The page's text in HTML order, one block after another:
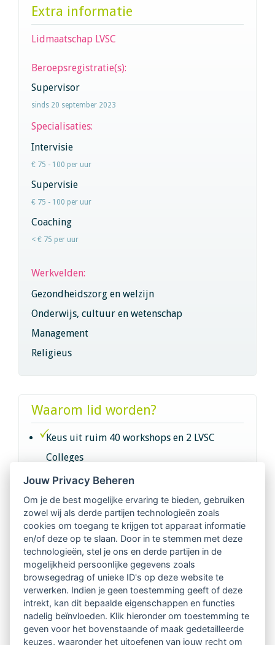
Extra informatie
Lidmaatschap LVSC
Beroepsregistratie(s):
Supervisor
sinds 20 september 2023
Specialisaties:
Intervisie
€ 75 - 100 per uur
Supervisie
€ 75 - 100 per uur
Coaching
< € 75 per uur
Werkvelden:
Gezondheidszorg en welzijn
Onderwijs, cultuur en wetenschap
Management
Religieus
Waarom lid worden?
Keus uit ruim 40 workshops en 2 LVSC
Colleges
Intervisie met geregistreerde vakgenoten
Netwerk van 2100 professionals in 14
regio's
Vindbaar voor opdrachtgevers
Tijdschrift voor
Begeleidingskunde & kennisbank
Jouw Privacy Beheren
Om je de best mogelijke ervaring te bieden, gebruiken
zowel wij als derde partijen technologieën zoals
cookies om toegang te krijgen tot apparaat informatie
en/of deze op te slaan. Door in te stemmen met deze
technologieën, stel je ons en derde partijen in de
mogelijkheid persoonlijke gegevens zoals
browsegedrag of unieke ID's op deze website te
verwerken. Indien je geen toestemming geeft of deze
intrekt, kan dit bepaalde eigenschappen en functies
nadelig beïnvloeden. Klik hieronder om toestemming te
geven voor het bovenstaande of maak gedetailleerde
keuzes, waaronder het uitoefenen van jouw recht om